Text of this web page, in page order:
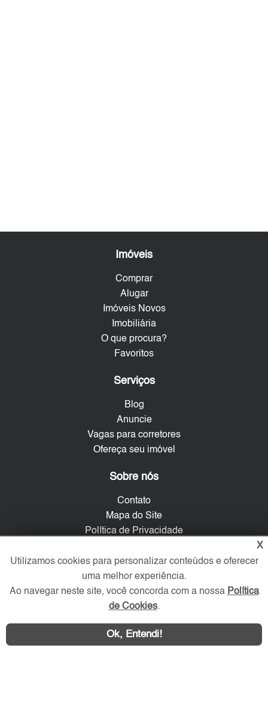
Imóveis
Comprar
Alugar
Imóveis Novos
Imobiliária
O que procura?
Favoritos
Serviços
Blog
Anuncie
Vagas para corretores
Ofereça seu imóvel
Sobre nós
Contato
Mapa do Site
Política de Privacidade
Verificada por
X
Utilizamos cookies para personalizar conteúdos e oferecer
uma melhor experiência.
Ao navegar neste site, você concorda com a nossa Política
de Cookies.
Ok, Entendi!